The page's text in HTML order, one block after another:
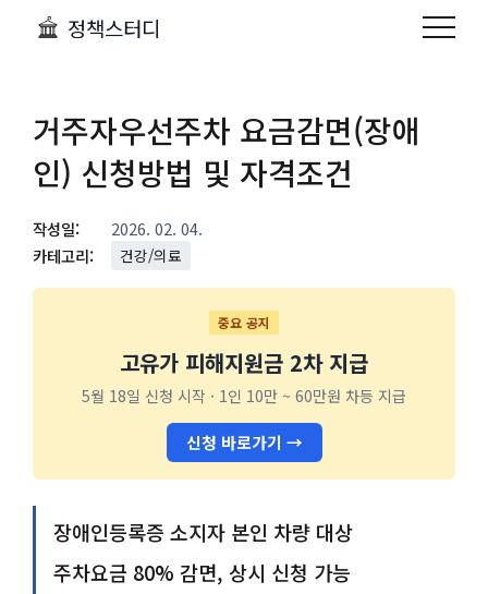
정책스터디
거주자우선주차 요금감면(장애
인) 신청방법 및 자격조건
작성일:
2026. 02. 04.
카테고리:
건강/의료
중요 공지
고유가 피해지원금 2차 지급
5월 18일 신청 시작 · 1인 10만 ~ 60만원 차등 지급
신청 바로가기 →
장애인등록증 소지자 본인 차량 대상
주차요금 80% 감면, 상시 신청 가능